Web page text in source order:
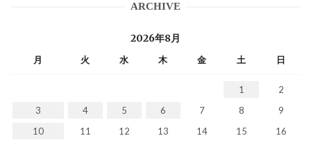
ARCHIVE
2026年8月
月 火 水 木 金 土 日
1
2
3
4 5 6 7 8
9
10
11 12 13 14 15
16